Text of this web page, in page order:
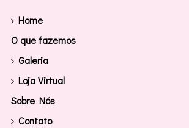
Home
O que fazemos
Galeria
Loja Virtual
Sobre Nós
Contato